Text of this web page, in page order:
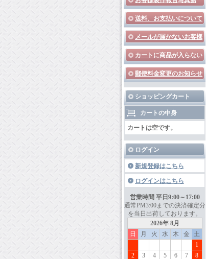
送料、お支払いについて
メールが届かないお客様
カートに商品が入らない
郵便料金変更のお知らせ
ショッピングカート
カートの中身
カートは空です。
ログイン
新規登録はこちら
ログインはこちら
営業時間 平日9:00～17:00
通常PM3:00までの決済確定分
を当日出荷しております。
2026年 8月
日
月 火 水 木 金
土
1
2
3 4 5 6 7 8